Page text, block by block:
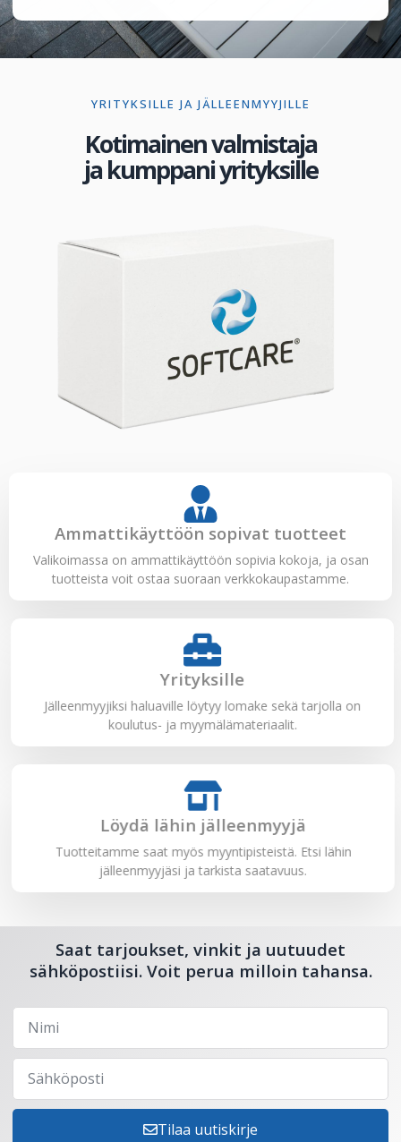
YRITYKSILLE JA JÄLLEENMYYJILLE
Kotimainen valmistaja
ja kumppani yrityksille
Ammattikäyttöön sopivat tuotteet
Valikoimassa on ammattikäyttöön sopivia kokoja, ja osan
tuotteista voit ostaa suoraan verkkokaupastamme.
Yrityksille
Jälleenmyyjiksi haluaville löytyy lomake sekä tarjolla on
koulutus- ja myymälämateriaalit.
Löydä lähin jälleenmyyjä
Tuotteitamme saat myös myyntipisteistä. Etsi lähin
jälleenmyyjäsi ja tarkista saatavuus.
Saat tarjoukset, vinkit ja uutuudet
sähköpostiisi. Voit perua milloin tahansa.
Tilaa uutiskirje